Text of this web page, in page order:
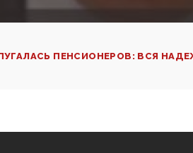
ПЕНСИОНЕРОВ: ВСЯ